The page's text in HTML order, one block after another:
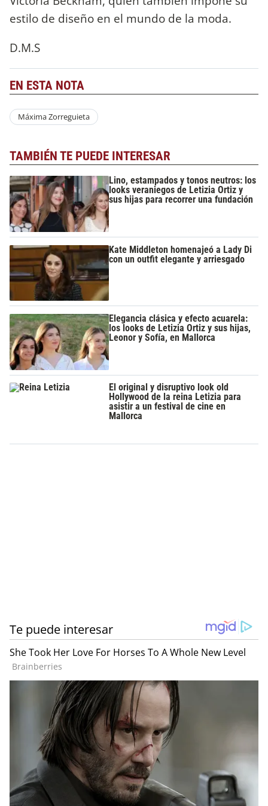
estilo de diseño en el mundo de la moda.
D.M.S
EN ESTA NOTA
Máxima Zorreguieta
TAMBIÉN TE PUEDE INTERESAR
Lino, estampados y tonos neutros: los
looks veraniegos de Letizia Ortiz y
sus hijas para recorrer una fundación
Kate Middleton homenajeó a Lady Di
con un outfit elegante y arriesgado
Elegancia clásica y efecto acuarela:
los looks de Letizia Ortiz y sus hijas,
Leonor y Sofía, en Mallorca
El original y disruptivo look old
Hollywood de la reina Letizia para
asistir a un festival de cine en
Mallorca